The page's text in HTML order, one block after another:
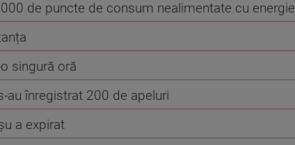
de puncte de consum nealimentate cu energie
singură oră
au înregistrat 200 de apeluri
a expirat